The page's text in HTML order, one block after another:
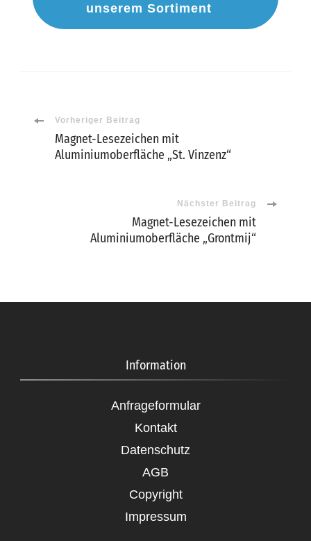
unserem Sortiment
Beitragsnavigation
Vorheriger Beitrag
Magnet-Lesezeichen mit
Aluminiumoberfläche „St. Vinzenz“
Nächster Beitrag
Magnet-Lesezeichen mit
Aluminiumoberfläche „Grontmij“
Information
Anfrageformular
Kontakt
Datenschutz
AGB
Copyright
Impressum